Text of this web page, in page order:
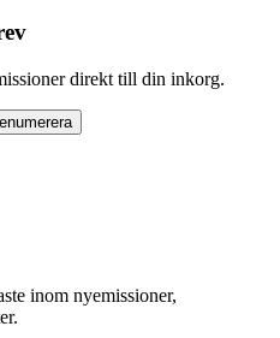
direkt till din inkorg.
inom nyemissioner,